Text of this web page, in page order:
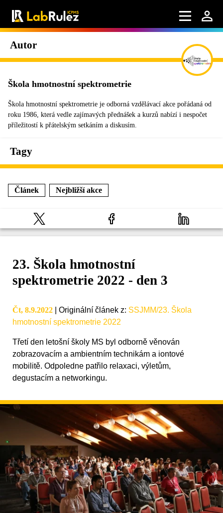
Autor
Škola hmotnostní spektrometrie
Škola hmotnostní spektrometrie je odborná vzdělávací akce pořádaná od
roku 1986, která vedle zajímavých přednášek a kurzů nabízí i nespočet
příležitostí k přátelským setkáním a diskusím.
Tagy
Článek Nejbližší akce
23. Škola hmotnostní
spektrometrie 2022 - den 3
Čt, 8.9.2022 Originální článek z: SSJMM/23. Škola
hmotnostní spektrometrie 2022
Třetí den letošní školy MS byl odborně věnován
zobrazovacím a ambientním technikám a iontové
mobilitě. Odpoledne patřilo relaxaci, výletům,
degustacím a networkingu.